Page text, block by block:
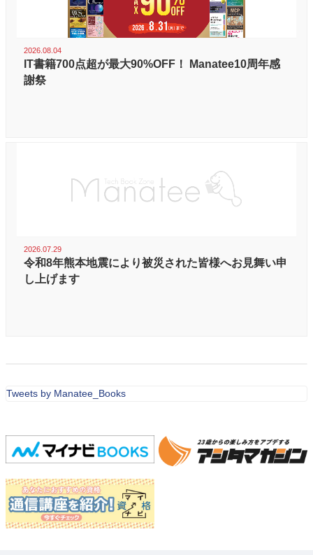
2026.08.04
IT書籍700点超が最大90%OFF！ Manatee10周年感
謝祭
2026.07.29
令和8年熊本地震により被災された皆様へお見舞い申
し上げます
Tweets by Manatee_Books